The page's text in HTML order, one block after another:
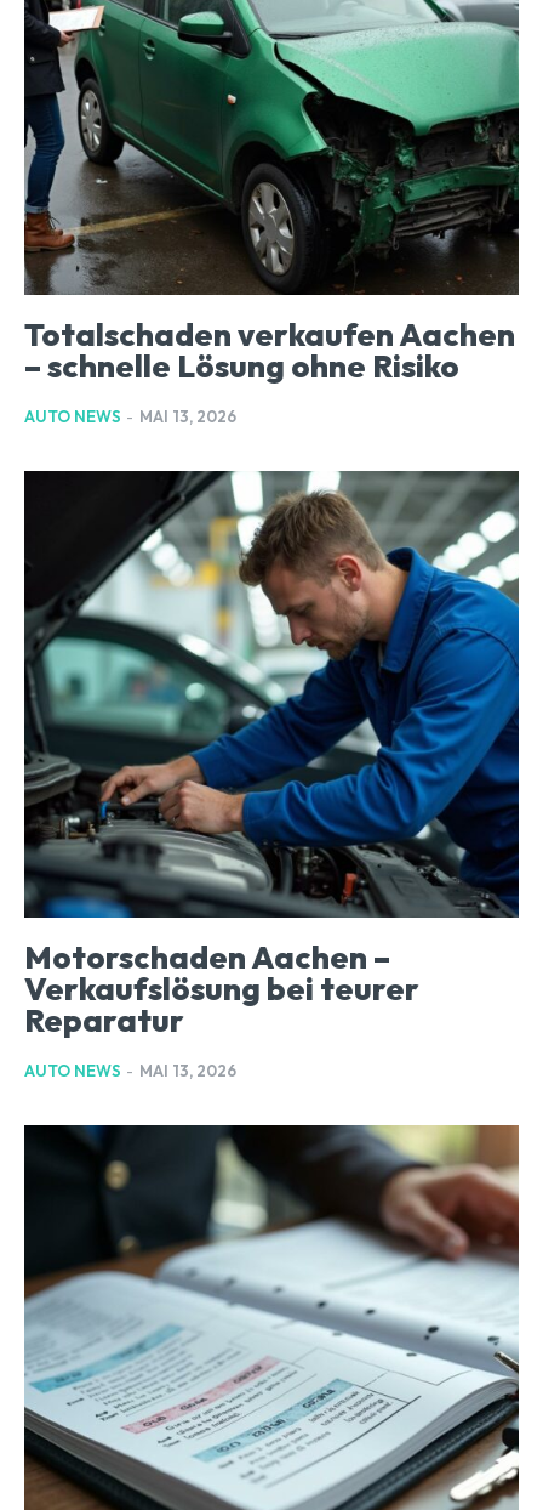
Totalschaden verkaufen Aachen
– schnelle Lösung ohne Risiko
AUTO NEWS - MAI 13, 2026
Motorschaden Aachen –
Verkaufslösung bei teurer
Reparatur
AUTO NEWS - MAI 13, 2026